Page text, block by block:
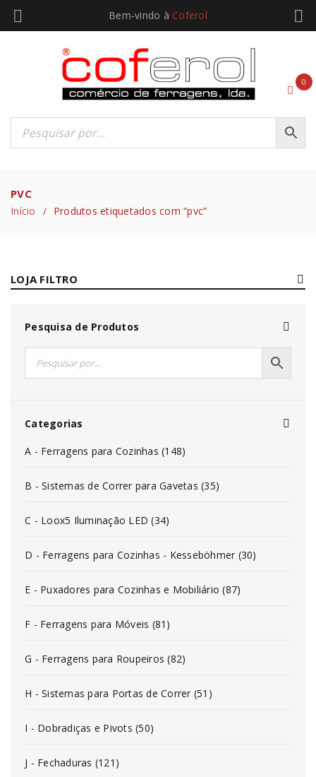
Bem-vindo à Coferol
0
PVC
Início / Produtos etiquetados com “pvc”
LOJA FILTRO
Pesquisa de Produtos
Categorias
A - Ferragens para Cozinhas (148)
B - Sistemas de Correr para Gavetas (35)
C - Loox5 Iluminação LED (34)
D - Ferragens para Cozinhas - Kesseböhmer (30)
E - Puxadores para Cozinhas e Mobiliário (87)
F - Ferragens para Móveis (81)
G - Ferragens para Roupeiros (82)
H - Sistemas para Portas de Correr (51)
I - Dobradiças e Pivots (50)
J - Fechaduras (121)